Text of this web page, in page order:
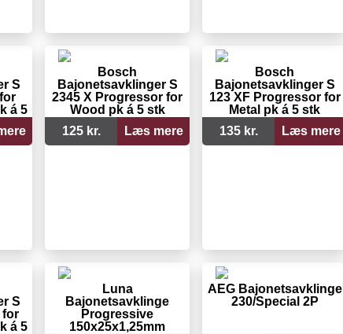
S
á 5
Bosch
Bajonetsavklinger S
2345 X Progressor for
Wood pk á 5 stk
125 kr.
Læs mere
Bosch
Bajonetsavklinger S
123 XF Progressor for
Metal pk á 5 stk
135 kr.
Læs mere
S
for
á 5
Luna
Bajonetsavklinge
Progressive
150x25x1,25mm
AEG Bajonetsavklinge
230/Special 2P